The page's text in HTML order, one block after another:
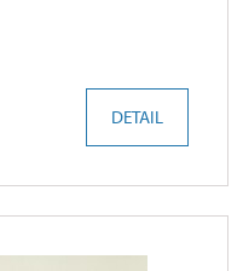
DETAIL